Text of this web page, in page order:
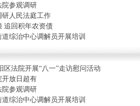
院参观调研
人民法庭工作
追回积年农资债
综治中心调解员开展培训
法院开展“八一”走访慰问活动
开放日超有
院参观调研
综治中心调解员开展培训